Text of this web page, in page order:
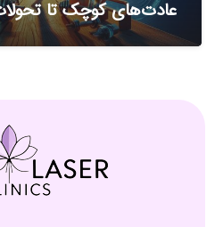
عادت‌های کوچک تا